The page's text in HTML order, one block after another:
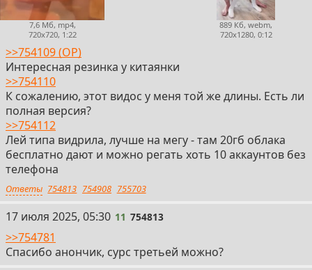
7,6 Мб, mp4,
720x720, 1:22
889 Кб, webm,
720x1280, 0:12
>>754109 (OP)
Интересная резинка у китаянки
>>754110
К сожалению, этот видос у меня той же длины. Есть ли
полная версия?
>>754112
Лей типа видрила, лучше на мегу - там 20гб облака
бесплатно дают и можно регать хоть 10 аккаунтов без
телефона
Ответы 754813 754908 755703
11
17 июля 2025, 05:30 11 754813
>>754781
Спасибо анончик, сурс третьей можно?